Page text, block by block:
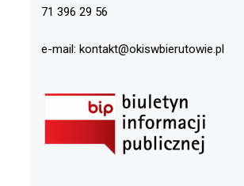
71 396 29 56
e-mail: kontakt@okiswbierutowie.pl